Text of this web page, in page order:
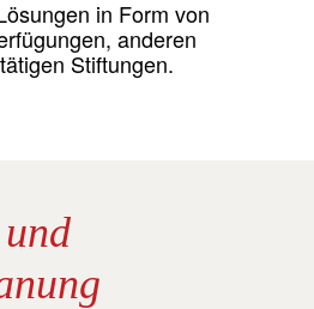
in Form von
anderen
Stiftungen.